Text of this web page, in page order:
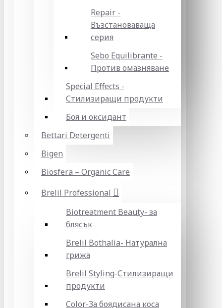
Repair -
Възстановаваща
серия
Sebo Equilibrante -
Против омазняване
Special Effects -
Стилизиращи продукти
Боя и оксидант
Bettari Detergenti
Bigen
Biosfera – Organic Care
Brelil Professional
Biotreatment Beauty- за
блясък
Brelil Bothalia- Натурална
грижа
Brelil Styling-Стилизиращи
продукти
Color-За боядисана коса